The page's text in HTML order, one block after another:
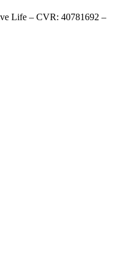
Life – CVR: 40781692 –